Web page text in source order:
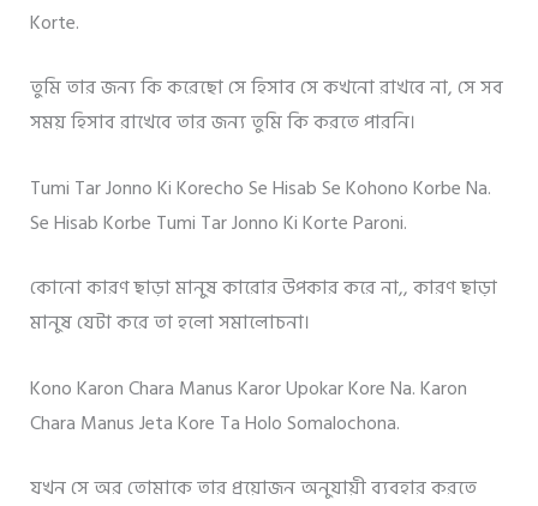
Korte.
তুমি তার জন্য কি করেছো সে হিসাব সে কখনো রাখবে না, সে সব
সময় হিসাব রাখেবে তার জন্য তুমি কি করতে পারনি।
Tumi Tar Jonno Ki Korecho Se Hisab Se Kohono Korbe Na.
Se Hisab Korbe Tumi Tar Jonno Ki Korte Paroni.
কোনো কারণ ছাড়া মানুষ কারোর উপকার করে না,, কারণ ছাড়া
মানুষ যেটা করে তা হলো সমালোচনা।
Kono Karon Chara Manus Karor Upokar Kore Na. Karon
Chara Manus Jeta Kore Ta Holo Somalochona.
যখন সে অর তোমাকে তার প্রয়োজন অনুযায়ী ব্যবহার করতে